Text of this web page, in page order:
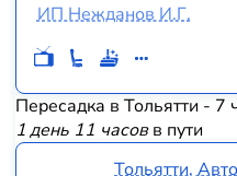
ИП Нежданов И.Г.
Пересадка в Тольятти - 7
1 день 11 часовв пути
Тольятти,